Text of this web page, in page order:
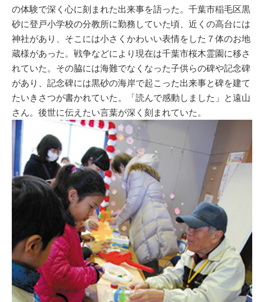
の体験で深く心に刻まれた出来事を語った。千葉市稲毛区黒
砂に登戸小学校の分教所に勤務していた頃、近くの高台には
神社があり、そこには小さくかわいい表情をした７体のお地
蔵様があった。戦争などにより現在は千葉市桜木霊園に移さ
れていた。その脇には海難でなくなった子供らの碑や記念碑
があり、記念碑には黒砂の海岸で起こった出来事と碑を建て
たいきさつが書かれていた。「読んで感動しました」と遠山
さん。後世に伝えたい言葉が深く刻まれていた。